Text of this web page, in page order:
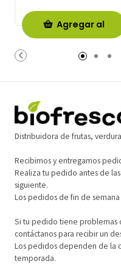
Agregar al
Carro
Distribuidora de frutas,
Recibimos y entregamos
Realiza tu pedido antes de
siguiente.
Los pedidos de fin de
Si tu pedido tiene problemas
contáctanos para recibir un
Los pedidos dependen de la
temporada.